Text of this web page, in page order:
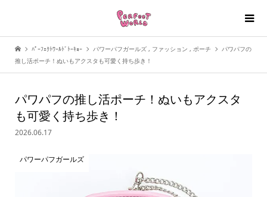
ﾊﾟｰﾌｪｸﾄﾜｰﾙﾄﾞﾄｰｷｮｰ パワーパフガールズ , ファッション , ポーチ
パワパフの
推し活ポーチ！ぬいもアクスタも可愛く持ち歩き！
パワパフの推し活ポーチ！ぬいもアクスタ
も可愛く持ち歩き！
2026.06.17
パワーパフガールズ